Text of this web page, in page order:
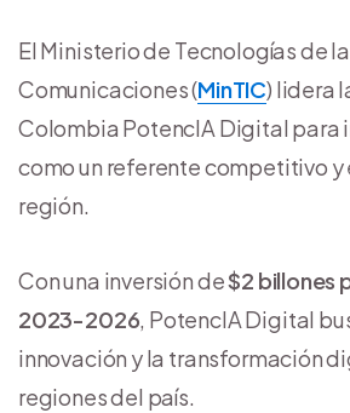
El Ministerio de Tecnologías de
Comunicaciones (MinTIC) lidera
Colombia PotencIA Digital para
como un referente competitivo y
región.
Con una inversión de$2 billones
2023-2026, PotencIA Digital
innovación y la transformación
regiones del país.